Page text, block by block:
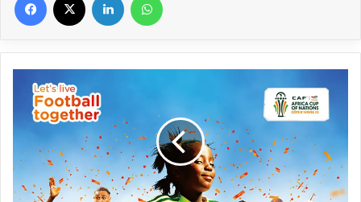
afurika
umunsi
mukuru
wumupira